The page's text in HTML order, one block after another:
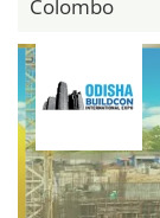
Colombo